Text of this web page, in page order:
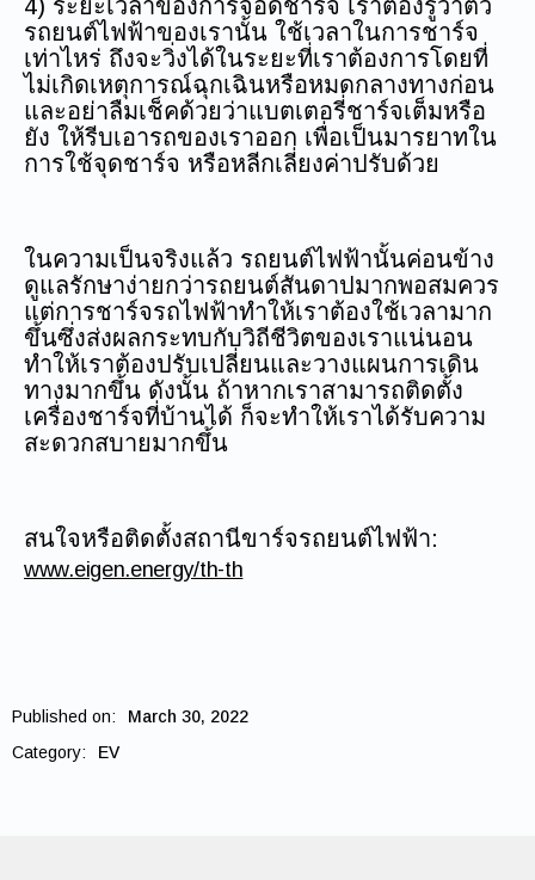
4) ระยะเวลาของการจอดชาร์จ เราต้องรู้ว่าตัว
รถยนต์ไฟฟ้าของเรานั้น ใช้เวลาในการชาร์จ
เท่าไหร่ ถึงจะวิ่งได้ในระยะที่เราต้องการโดยที่
ไม่เกิดเหตุการณ์ฉุกเฉินหรือหมดกลางทางก่อน
และอย่าลืมเช็คด้วยว่าแบตเตอรี่ชาร์จเต็มหรือ
ยัง ให้รีบเอารถของเราออก เพื่อเป็นมารยาทใน
การใช้จุดชาร์จ หรือหลีกเลี่ยงค่าปรับด้วย
ในความเป็นจริงแล้ว รถยนต์ไฟฟ้านั้นค่อนข้าง
ดูแลรักษาง่ายกว่ารถยนต์สันดาปมากพอสมควร
แต่การชาร์จรถไฟฟ้าทำให้เราต้องใช้เวลามาก
ขึ้นซึ่งส่งผลกระทบกับวิถีชีวิตของเราแน่นอน
ทำให้เราต้องปรับเปลี่ยนและวางแผนการเดิน
ทางมากขึ้น ดังนั้น ถ้าหากเราสามารถติดตั้ง
เครื่องชาร์จที่บ้านได้ ก็จะทำให้เราได้รับความ
สะดวกสบายมากขึ้น
สนใจหรือติดตั้งสถานีขาร์จรถยนต์ไฟฟ้า:
www.eigen.energy/th-th
Published on:
March 30, 2022
Category:
EV